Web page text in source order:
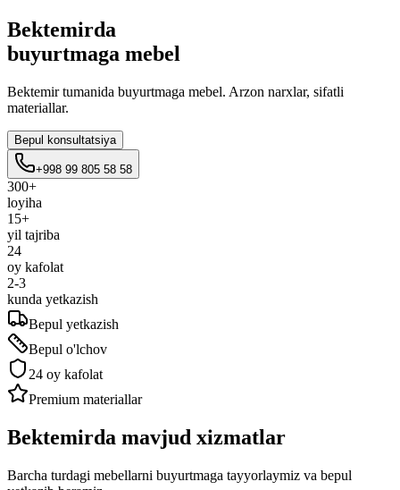
Bektemirda
buyurtmaga mebel
Bektemir tumanida buyurtmaga mebel. Arzon narxlar, sifatli
materiallar.
Bepul konsultatsiya
+998 99 805 58 58
300+
loyiha
15+
yil tajriba
24
oy kafolat
2-3
kunda yetkazish
Bepul yetkazish
Bepul o'lchov
24 oy kafolat
Premium materiallar
Bektemirda mavjud xizmatlar
Barcha turdagi mebellarni buyurtmaga tayyorlaymiz va bepul